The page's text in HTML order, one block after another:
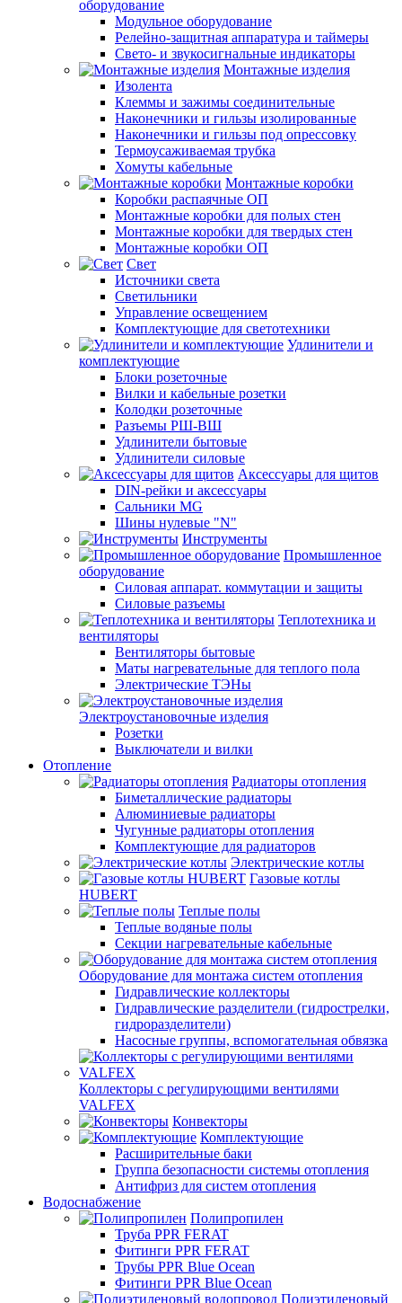
оборудование
Модульное оборудование
Релейно-защитная аппаратура и таймеры
Свето- и звукосигнальные индикаторы
Монтажные изделия
Изолента
Клеммы и зажимы соединительные
Наконечники и гильзы изолированные
Наконечники и гильзы под опрессовку
Термоусаживаемая трубка
Хомуты кабельные
Монтажные коробки
Коробки распаячные ОП
Монтажные коробки для полых стен
Монтажные коробки для твердых стен
Монтажные коробки ОП
Свет
Источники света
Светильники
Управление освещением
Комплектующие для светотехники
Удлинители и
комплектующие
Блоки розеточные
Вилки и кабельные розетки
Колодки розеточные
Разъемы РШ-ВШ
Удлинители бытовые
Удлинители силовые
Аксессуары для щитов
DIN-рейки и аксессуары
Сальники MG
Шины нулевые "N"
Инструменты
Промышленное
оборудование
Силовая аппарат. коммутации и защиты
Силовые разъемы
Теплотехника и
вентиляторы
Вентиляторы бытовые
Маты нагревательные для теплого пола
Электрические ТЭНы
Электроустановочные изделия
Розетки
Выключатели и вилки
Отопление
Радиаторы отопления
Биметаллические радиаторы
Алюминиевые радиаторы
Чугунные радиаторы отопления
Комплектующие для радиаторов
Электрические котлы
Газовые котлы
HUBERT
Теплые полы
Теплые водяные полы
Секции нагревательные кабельные
Оборудование для монтажа систем отопления
Гидравлические коллекторы
Гидравлические разделители (гидрострелки,
гидроразделители)
Насосные группы, вспомогательная обвязка
Коллекторы с регулирующими вентилями
VALFEX
Конвекторы
Комплектующие
Расширительные баки
Группа безопасности системы отопления
Антифриз для систем отопления
Водоснабжение
Полипропилен
Труба PPR FERAT
Фитинги PPR FERAT
Трубы PPR Blue Ocean
Фитинги PPR Blue Ocean
Полиэтиленовый